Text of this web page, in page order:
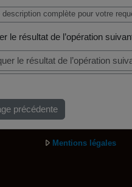
description complète pour votre
le résultat de l’opération
précédente
Mentions légales